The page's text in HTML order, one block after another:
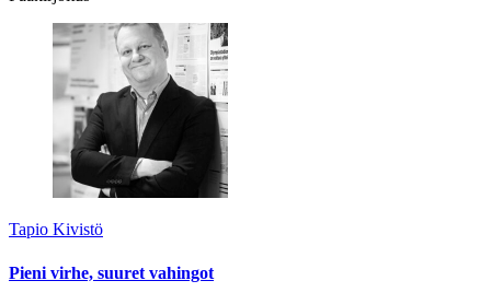
Tapio Kivistö
Pieni virhe, suuret vahingot